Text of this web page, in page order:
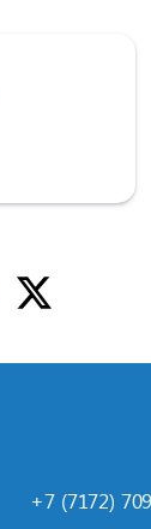
+7 (7172)